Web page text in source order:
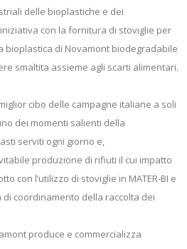
delle bioplastiche e dei
con la fornitura di stoviglie per
bioplastica di Novamont biodegradabile
smaltita assieme agli scarti alimentari.
cibo delle campagne italiane a soli
dei momenti salienti della
serviti ogni giorno e,
produzione di rifiuti il cui impatto
con l’utilizzo di stoviglie in MATER-BI e
coordinamento della raccolta dei
produce e commercializza